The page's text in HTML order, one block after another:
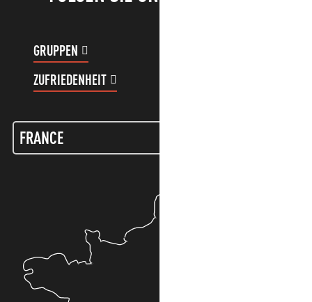
GRUPPEN
ZUFRIEDENHEIT